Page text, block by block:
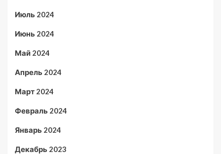
Июль 2024
Июнь 2024
Май 2024
Апрель 2024
Март 2024
Февраль 2024
Январь 2024
Декабрь 2023